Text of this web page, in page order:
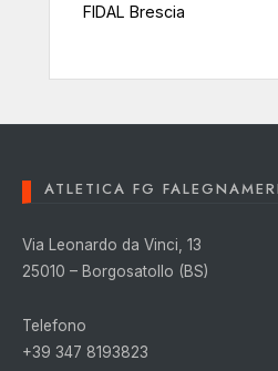
FIDAL Brescia
ATLETICA FG
Via Leonardo da Vinci, 13
25010 – Borgosatollo (BS)
Telefono
+39 347 8193823